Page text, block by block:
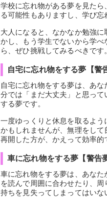
学校に忘れ物がある夢を見たら
る可能性もありますし、学び忘
大人になると、なかなか勉強
かし、もう学生でないから学
ら、ぜひ挑戦してみるべきです
自宅に忘れ物をする夢【警
自宅に忘れ物をする夢は、あな
分では「まだ大丈夫」と思っ
する夢です。
一度ゆっくりと休息を取るよ
かもしれませんが、無理をし
再開した方が、かえって効率的
車に忘れ物をする夢【警告
車に忘れ物をする夢は、あなた
を読んで周囲に合わせたり、
持ちを見失ってしまってはいな